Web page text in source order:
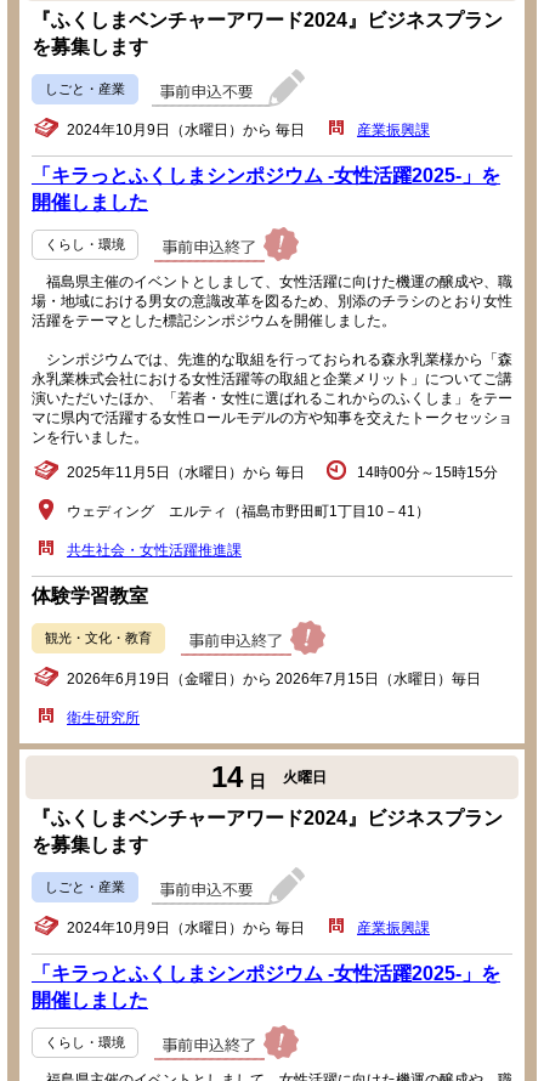
『ふくしまベンチャーアワード2024』ビジネスプラン
を募集します
しごと・産業
2024年10月9日（水曜日）から 毎日 産業振興課
「キラっとふくしまシンポジウム -女性活躍2025-」を
開催しました
くらし・環境
福島県主催のイベントとしまして、女性活躍に向けた機運の醸成や、職
場・地域における男女の意識改革を図るため、別添のチラシのとおり女性
活躍をテーマとした標記シンポジウムを開催しました。
シンポジウムでは、先進的な取組を行っておられる森永乳業様から「森
永乳業株式会社における女性活躍等の取組と企業メリット」についてご講
演いただいたほか、「若者・女性に選ばれるこれからのふくしま」をテー
マに県内で活躍する女性ロールモデルの方や知事を交えたトークセッショ
ンを行いました。
2025年11月5日（水曜日）から 毎日 14時00分～15時15分
ウェディング エルティ（福島市野田町1丁目10－41）
共生社会・女性活躍推進課
体験学習教室
観光・文化・教育
2026年6月19日（金曜日）から 2026年7月15日（水曜日）毎日
衛生研究所
14 日 火曜日
『ふくしまベンチャーアワード2024』ビジネスプラン
を募集します
しごと・産業
2024年10月9日（水曜日）から 毎日 産業振興課
「キラっとふくしまシンポジウム -女性活躍2025-」を
開催しました
くらし・環境